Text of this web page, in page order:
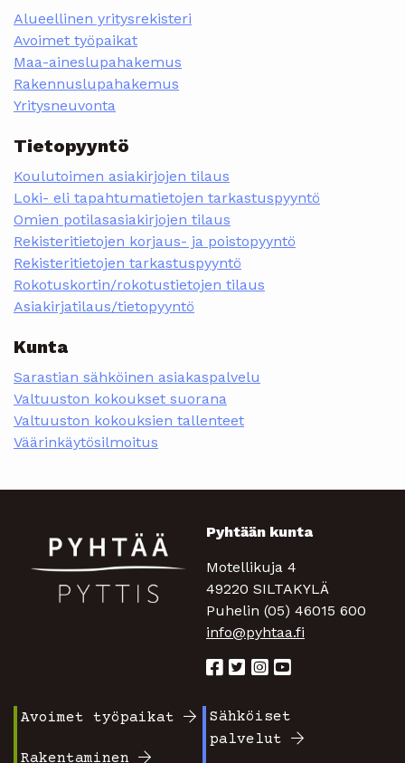
Alueellinen yritysrekisteri
Avoimet työpaikat
Maa-aineslupahakemus
Rakennuslupahakemus
Yritysneuvonta
Tietopyyntö
Koulutoimen asiakirjojen tilaus
Loki- eli tapahtumatietojen tarkastuspyyntö
Omien potilasasiakirjojen tilaus
Rekisteritietojen korjaus- ja poistopyyntö
Rekisteritietojen tarkastuspyyntö
Rokotuskortin/rokotustietojen tilaus
Asiakirjatilaus/tietopyyntö
Kunta
Sarastian sähköinen asiakaspalvelu
Valtuuston kokoukset suorana
Valtuuston kokouksien tallenteet
Väärinkäytösilmoitus
Pyhtään kunta
Motellikuja 4
49220 SILTAKYLÄ
Puhelin (05) 46015 600
info@pyhtaa.fi
Avoimet työpaikat
Rakentaminen
Footer
Sähköiset
palvelut